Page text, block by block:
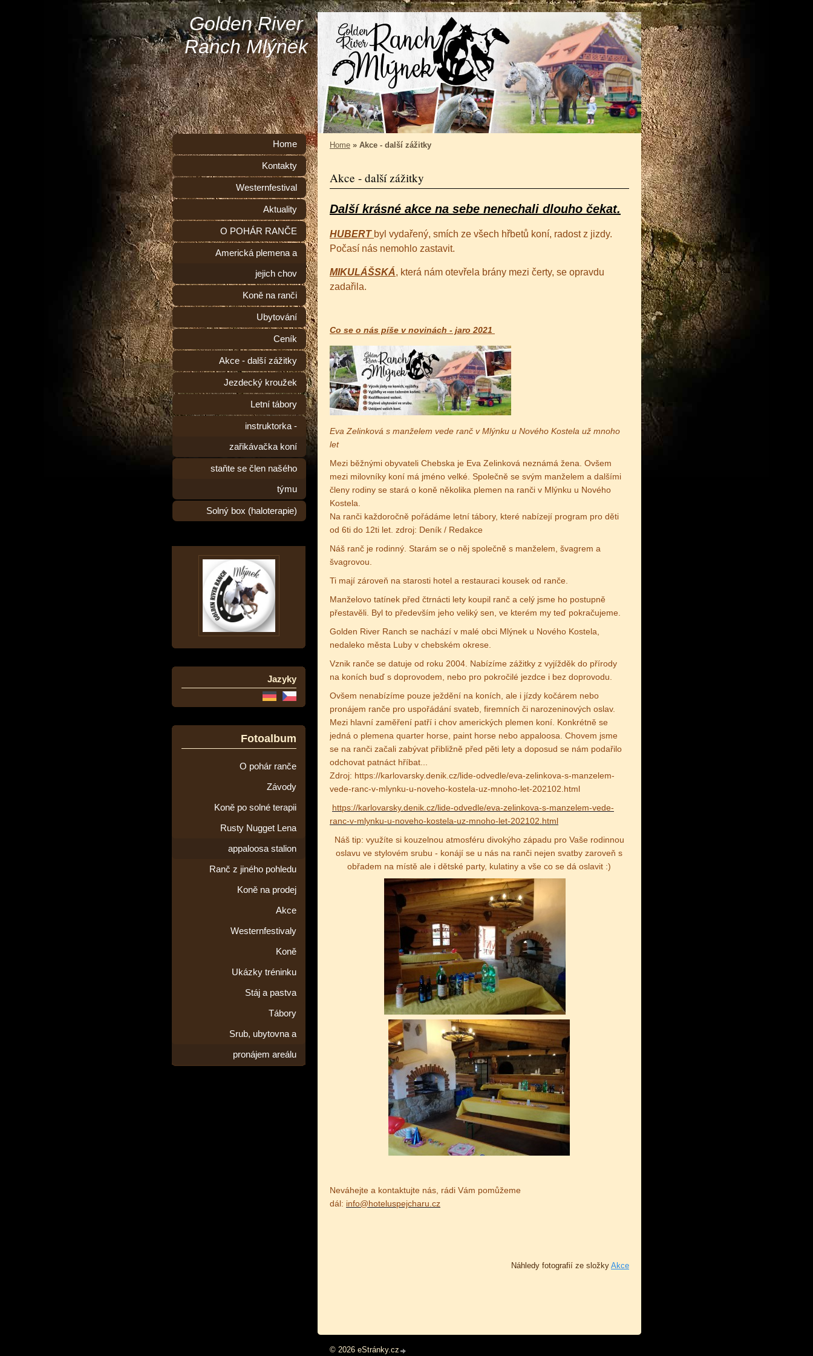
Golden River
Ranch Mlýnek
Home » Akce - další zážitky
Akce - další zážitky
Další krásné akce na sebe nenechali dlouho čekat.
HUBERT byl vydařený, smích ze všech hřbetů koní, radost z jizdy.
Počasí nás nemohlo zastavit.
MIKULÁŠSKÁ, která nám otevřela brány mezi čerty, se opravdu
zadařila.
Co se o nás píše v novinách - jaro 2021
Eva Zelinková s manželem vede ranč v Mlýnku u Nového Kostela už mnoho
let
Mezi běžnými obyvateli Chebska je Eva Zelinková neznámá žena. Ovšem
mezi milovníky koní má jméno velké. Společně se svým manželem a dalšími
členy rodiny se stará o koně několika plemen na ranči v Mlýnku u Nového
Kostela.
Na ranči každoročně pořádáme letní tábory, které nabízejí program pro děti
od 6ti do 12ti let. zdroj: Deník / Redakce
Náš ranč je rodinný. Starám se o něj společně s manželem, švagrem a
švagrovou.
Ti mají zároveň na starosti hotel a restauraci kousek od ranče.
Manželovo tatínek před čtrnácti lety koupil ranč a celý jsme ho postupně
přestavěli. Byl to především jeho veliký sen, ve kterém my teď pokračujeme.
Golden River Ranch se nachází v malé obci Mlýnek u Nového Kostela,
nedaleko města Luby v chebském okrese.
Vznik ranče se datuje od roku 2004. Nabízíme zážitky z vyjížděk do přírody
na koních buď s doprovodem, nebo pro pokročilé jezdce i bez doprovodu.
Ovšem nenabízíme pouze ježdění na koních, ale i jízdy kočárem nebo
pronájem ranče pro uspořádání svateb, firemních či narozeninových oslav.
Mezi hlavní zaměření patří i chov amerických plemen koní. Konkrétně se
jedná o plemena quarter horse, paint horse nebo appaloosa. Chovem jsme
se na ranči začali zabývat přibližně před pěti lety a doposud se nám podařilo
odchovat patnáct hříbat...
Zdroj: https://karlovarsky.denik.cz/lide-odvedle/eva-zelinkova-s-manzelem-
vede-ranc-v-mlynku-u-noveho-kostela-uz-mnoho-let-202102.html
https://karlovarsky.denik.cz/lide-odvedle/eva-zelinkova-s-manzelem-vede-
ranc-v-mlynku-u-noveho-kostela-uz-mnoho-let-202102.html
Náš tip: využíte si kouzelnou atmosféru divokýho západu pro Vaše rodinnou
oslavu ve stylovém srubu - konájí se u nás na ranči nejen svatby zaroveň s
obřadem na místě ale i dětské party, kulatiny a vše co se dá oslavit :)
Neváhejte a kontaktujte nás, rádi Vám pomůžeme
dál: info@hoteluspejcharu.cz
Náhledy fotografií ze složky Akce
Home
Kontakty
Westernfestival
Aktuality
O POHÁR RANČE
Americká plemena a
jejich chov
Koně na ranči
Ubytování
Ceník
Akce - další zážitky
Jezdecký kroužek
Letní tábory
instruktorka -
zařikávačka koní
staňte se člen našého
týmu
Solný box (haloterapie)
Jazyky
Fotoalbum
O pohár ranče
Závody
Koně po solné terapii
Rusty Nugget Lena
appaloosa stalion
Ranč z jiného pohledu
Koně na prodej
Akce
Westernfestivaly
Koně
Ukázky tréninku
Stáj a pastva
Tábory
Srub, ubytovna a
pronájem areálu
© 2026 eStránky.cz